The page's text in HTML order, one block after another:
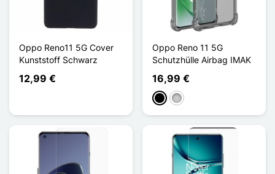
Oppo Reno11 5G Cover
Kunststoff Schwarz
12,99 €
Oppo Reno 11 5G
Schutzhülle Airbag IMAK
16,99 €
SchwarzTransparent